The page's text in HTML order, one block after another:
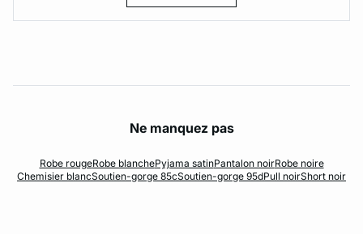
Ne manquez pas
Robe rougeRobe blanchePyjama satinPantalon noirRobe noire
Chemisier blancSoutien-gorge 85cSoutien-gorge 95dPull noirShort noir